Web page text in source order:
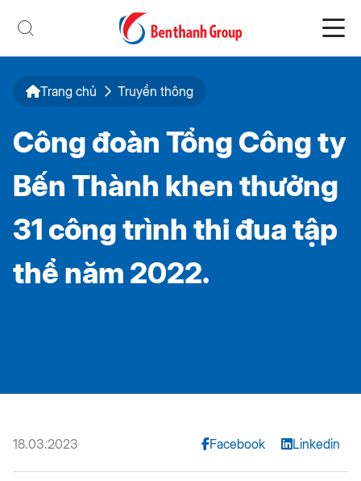
Trang chủ Truyền thông
Công đoàn Tổng Công ty
Bến Thành khen thưởng
31 công trình thi đua tập
thể năm 2022.
18.03.2023 Facebook Linkedin